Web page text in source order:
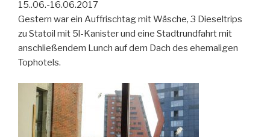
15..06.-16.06.2017
Gestern war ein Auffrischtag mit Wäsche, 3 Dieseltrips
zu Statoil mit 5l-Kanister und eine Stadtrundfahrt mit
anschließendem Lunch auf dem Dach des ehemaligen
Tophotels.